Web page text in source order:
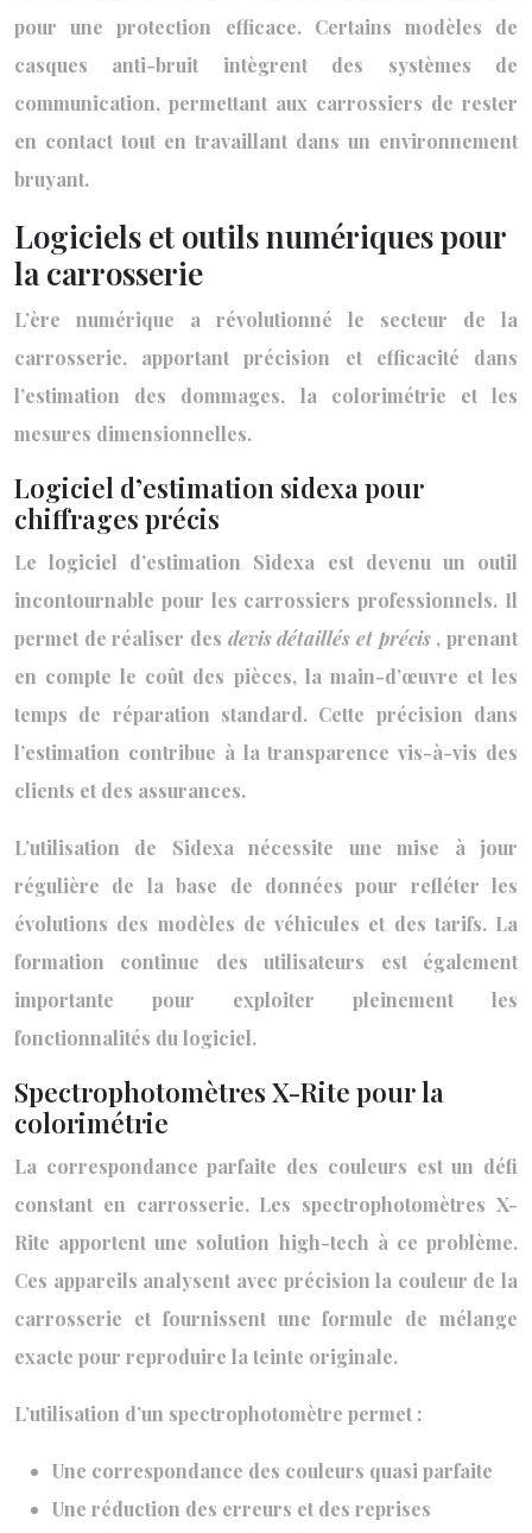
pour une protection efficace. Certains modèles de
casques anti-bruit intègrent des systèmes de
communication, permettant aux carrossiers de rester
en contact tout en travaillant dans un environnement
bruyant.
Logiciels et outils numériques pour
la carrosserie
L’ère numérique a révolutionné le secteur de la
carrosserie, apportant précision et efficacité dans
l’estimation des dommages, la colorimétrie et les
mesures dimensionnelles.
Logiciel d’estimation sidexa pour
chiffrages précis
Le logiciel d’estimation Sidexa est devenu un outil
incontournable pour les carrossiers professionnels. Il
permet de réaliser des devis détaillés et précis , prenant
en compte le coût des pièces, la main-d’œuvre et les
temps de réparation standard. Cette précision dans
l’estimation contribue à la transparence vis-à-vis des
clients et des assurances.
L’utilisation de Sidexa nécessite une mise à jour
régulière de la base de données pour refléter les
évolutions des modèles de véhicules et des tarifs. La
formation continue des utilisateurs est également
importante pour exploiter pleinement les
fonctionnalités du logiciel.
Spectrophotomètres X-Rite pour la
colorimétrie
La correspondance parfaite des couleurs est un défi
constant en carrosserie. Les spectrophotomètres X-
Rite apportent une solution high-tech à ce problème.
Ces appareils analysent avec précision la couleur de la
carrosserie et fournissent une formule de mélange
exacte pour reproduire la teinte originale.
L’utilisation d’un spectrophotomètre permet :
Une correspondance des couleurs quasi parfaite
Une réduction des erreurs et des reprises